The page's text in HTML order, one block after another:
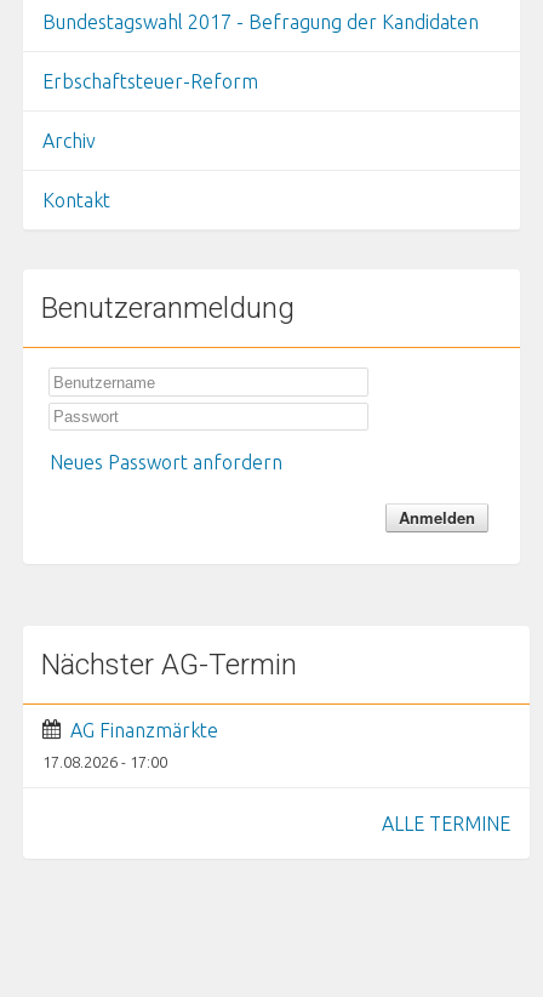
Bundestagswahl 2017 - Befragung der Kandidaten
Erbschaftsteuer-Reform
Archiv
Kontakt
Benutzeranmeldung
Neues Passwort anfordern
Nächster AG-Termin
AG Finanzmärkte
17.08.2026 - 17:00
ALLE TERMINE